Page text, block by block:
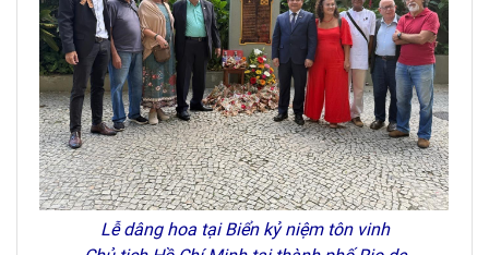
Lễ dâng hoa tại Biển kỷ niệm tôn vinh